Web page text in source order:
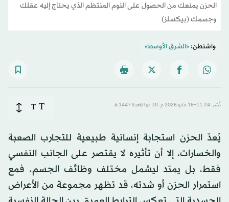
الحزن يمنعك من الحصول على النوم المنتظم الذي يحتاج إليه عقلك
وجسمك (بيكسلز)
واشنطن:«الشرق الأوسط»
نُشر: 11:24-16 مايو 2026 م ـ 30 ذو القِعدة 1447 هـ T
T
يُعدّ الحزن استجابة إنسانية طبيعية للتجارب الصعبة
والخسارات، إلا أن تأثيره لا يقتصر على الجانب النفسي
فقط، بل يمتد ليشمل مختلف وظائف الجسم. فمع
استمرار الحزن أو شدته، قد تظهر مجموعة من الأعراض